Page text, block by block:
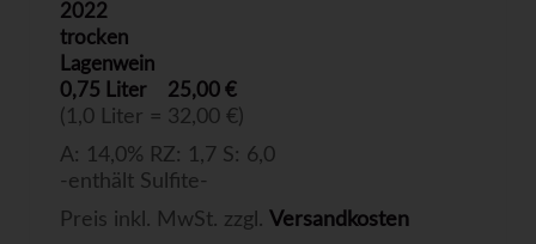
2022
trocken
Lagenwein
0,75 Liter
25,00 €
(1,0 Liter = 32,00 €)
A: 14,0% RZ: 1,7 S: 6,0
-enthält Sulfite-
Preis inkl. MwSt. zzgl. Versandkosten